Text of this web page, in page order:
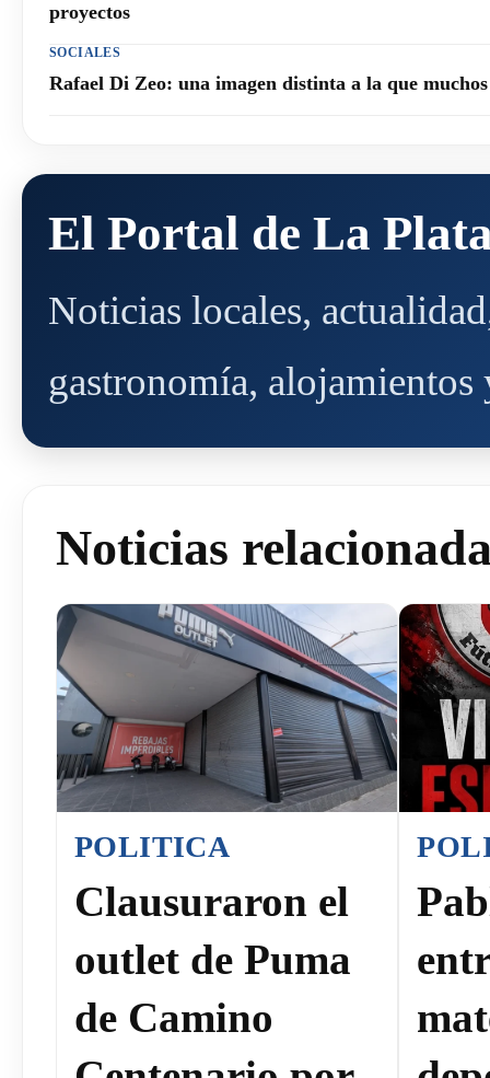
proyectos
SOCIALES
Rafael Di Zeo: una imagen distinta a la que
El Portal de La
Noticias locales,
gastronomía,
Noticias
POLITICA
Clausuraron el
outlet de Puma
de Camino